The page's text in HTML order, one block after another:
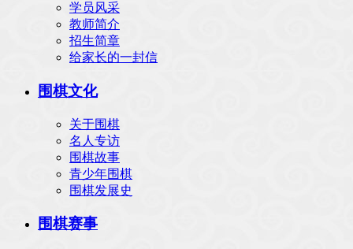
学员风采
教师简介
招生简章
给家长的一封信
围棋文化
关于围棋
名人专访
围棋故事
青少年围棋
围棋发展史
围棋赛事